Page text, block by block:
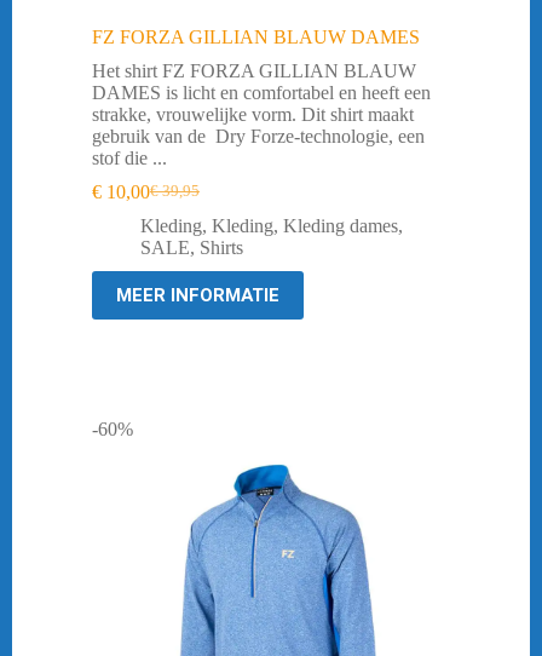
FZ FORZA GILLIAN BLAUW DAMES
Het shirt FZ FORZA GILLIAN BLAUW
DAMES is licht en comfortabel en heeft een
strakke, vrouwelijke vorm. Dit shirt maakt
gebruik van de Dry Forze-technologie, een
stof die ...
€39,95
Oorspronkelijke
prijs
was:
€ 10,00Huidige
prijs
is:
Kleding, Kleding, Kleding dames,
SALE, Shirts
MEER INFORMATIE
-60%